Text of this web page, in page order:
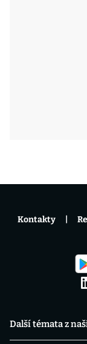
Další témata z
Kontakty